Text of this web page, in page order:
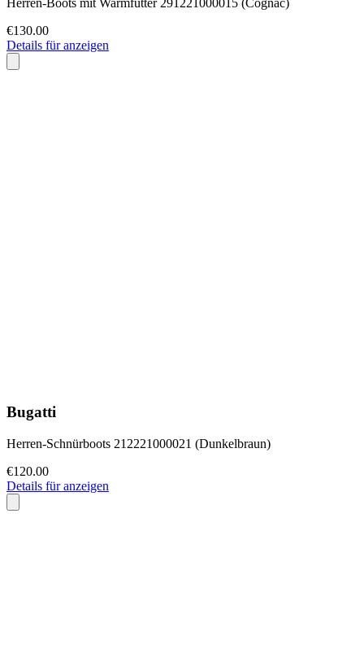
€130.00
Details für anzeigen
Bugatti
Herren-Schnürboots 212221000021 (Dunkelbraun)
€120.00
Details für anzeigen